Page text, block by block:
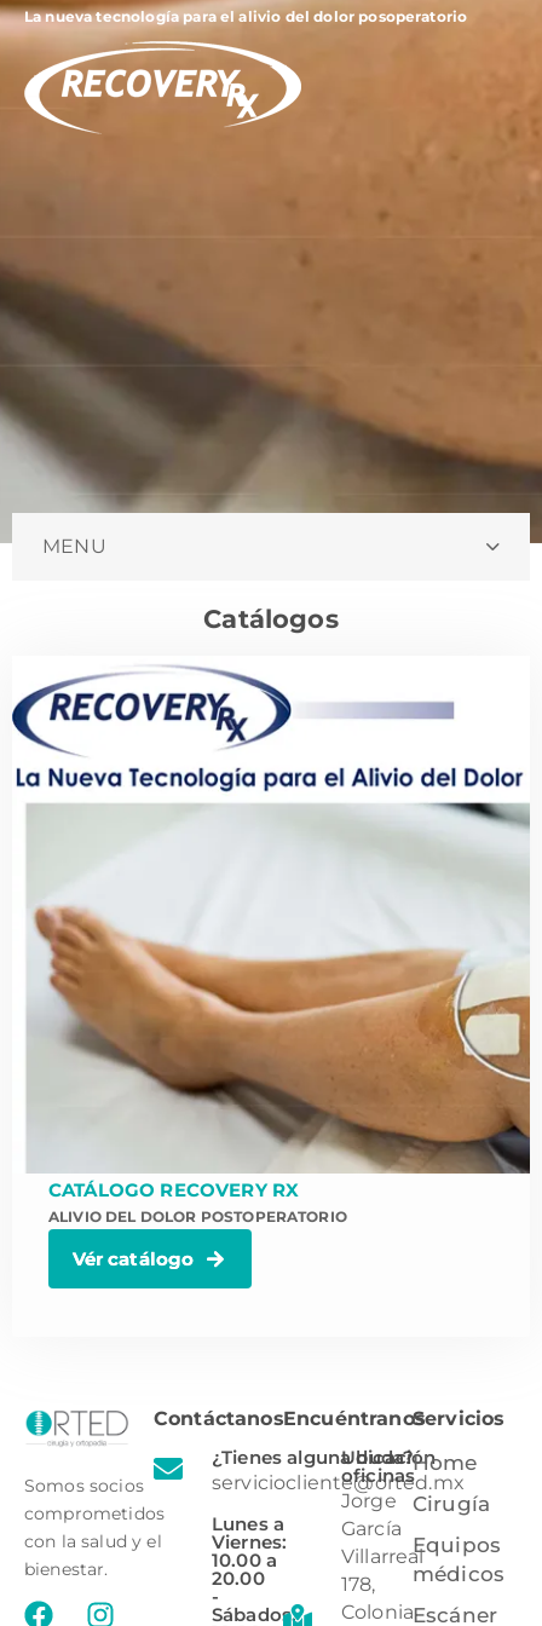
La nueva tecnología para el alivio del dolor posoperatorio
MENU
Catálogos
CATÁLOGO RECOVERY RX
ALIVIO DEL DOLOR POSTOPERATORIO
Vér catálogo
Somos socios
comprometidos
con la salud y el
bienestar.
Contáctanos
¿Tienes alguna duda?
serviciocliente@orted.mx
Lunes a
Viernes:
10.00 a
20.00
-
Sábados:
Encuéntranos
Ubicación
oficinas
Jorge
García
Villarreal
178,
Colonia
Servicios
Home
Cirugía
Equipos
médicos
Escáner